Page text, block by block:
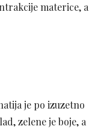
materice, a
je po izuzetno
zelene je boje, a